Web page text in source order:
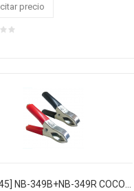
precio
[NB-345] NB-349B+NB-349R COCODRILO "MIYAKO" P/ BATERIA R/N 30 AMP 50UND C/U (100 UND)